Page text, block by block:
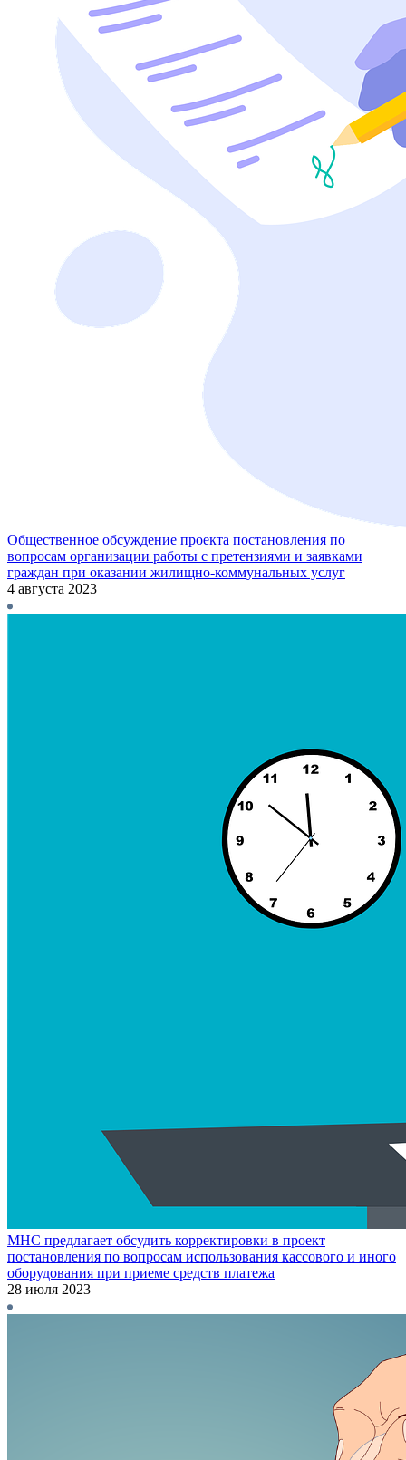
Общественное обсуждение проекта постановления по
вопросам организации работы с претензиями и заявками
граждан при оказании жилищно-коммунальных услуг
4 августа 2023
МНС предлагает обсудить корректировки в проект
постановления по вопросам использования кассового и иного
оборудования при приеме средств платежа
28 июля 2023